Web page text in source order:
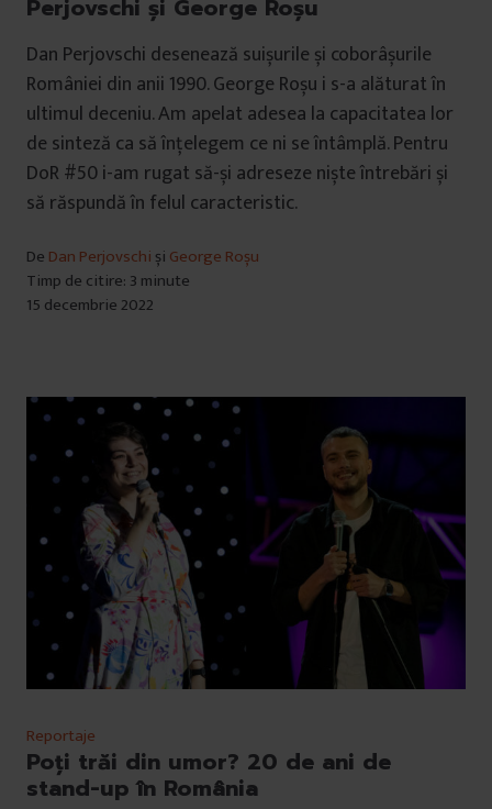
Perjovschi și George Roșu
Dan Perjovschi desenează suișurile și coborâșurile
României din anii 1990. George Roșu i s-a alăturat în
ultimul deceniu. Am apelat adesea la capacitatea lor
de sinteză ca să înțelegem ce ni se întâmplă. Pentru
DoR #50 i-am rugat să-și adreseze niște întrebări și
să răspundă în felul caracteristic.
De Dan Perjovschi și George Roșu
Timp de citire: 3 minute
15 decembrie 2022
Reportaje
Poți trăi din umor? 20 de ani de
stand-up în România